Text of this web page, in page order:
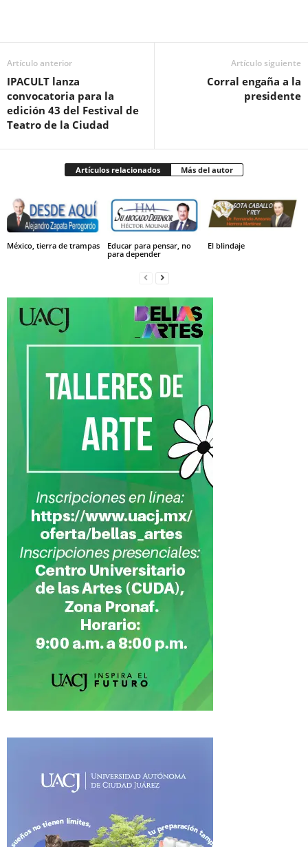
Artículo anterior
IPACULT lanza
convocatoria para la
edición 43 del Festival de
Teatro de la Ciudad
Artículo siguiente
Corral engaña a la
presidente
Artículos relacionados Más del autor
México, tierra de trampas
Educar para pensar, no
para depender
El blindaje